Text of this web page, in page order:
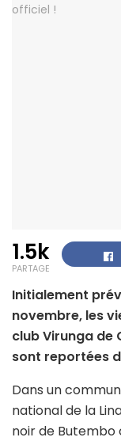
1.5k
PARTAGE
Initialement
novembre, les
club Virunga de
sont reportées
Dans un
national de la
noir de